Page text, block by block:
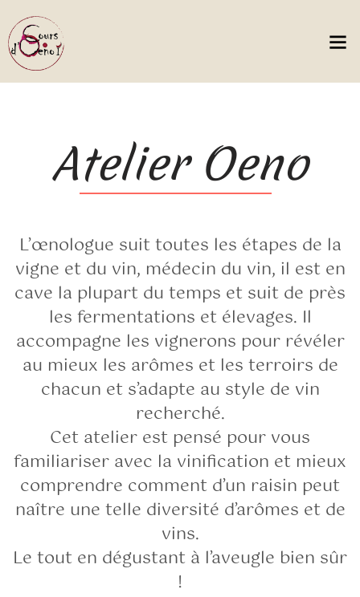
Atelier Oeno
L’œnologue suit toutes les étapes de la
vigne et du vin, médecin du vin, il est en
cave la plupart du temps et suit de près
les fermentations et élevages. Il
accompagne les vignerons pour révéler
au mieux les arômes et les terroirs de
chacun et s’adapte au style de vin
recherché.
Cet atelier est pensé pour vous
familiariser avec la vinification et mieux
comprendre comment d’un raisin peut
naître une telle diversité d’arômes et de
vins.
Le tout en dégustant à l’aveugle bien sûr
!